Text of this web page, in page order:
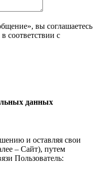
вы соглашаетесь
соответствии с
данных
и оставляя свои
– Сайт), путем
Пользователь: